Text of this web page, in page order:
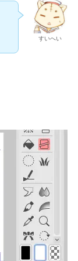
すいへい